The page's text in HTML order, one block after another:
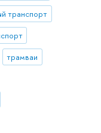
транспорт
трамваи